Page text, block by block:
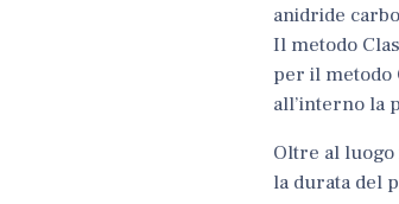
anidride
Il metodo
per il metodo
all’interno la
Oltre al
la durata del